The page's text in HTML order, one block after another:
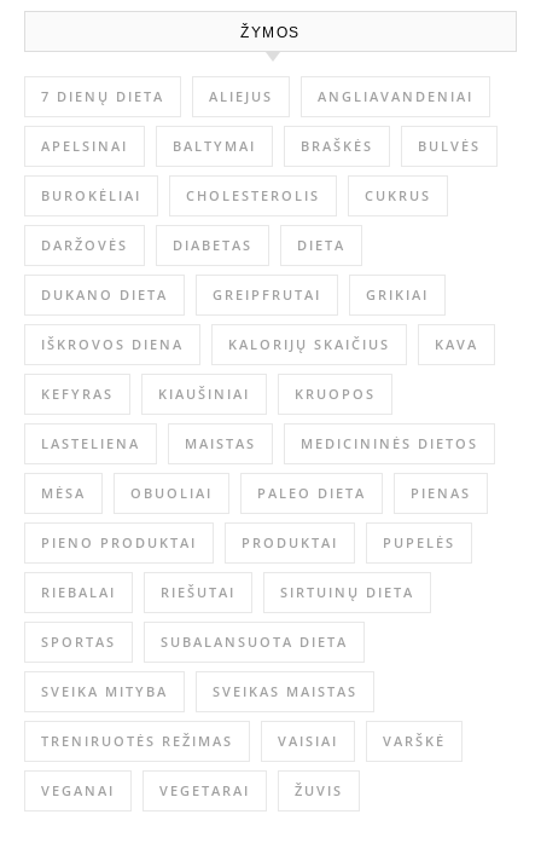
ŽYMOS
7 DIENŲ DIETA ALIEJUS ANGLIAVANDENIAI
APELSINAI BALTYMAI BRAŠKĖS BULVĖS
BUROKĖLIAI CHOLESTEROLIS CUKRUS
DARŽOVĖS DIABETAS DIETA
DUKANO DIETA GREIPFRUTAI GRIKIAI
IŠKROVOS DIENA KALORIJŲ SKAIČIUS KAVA
KEFYRAS KIAUŠINIAI KRUOPOS
LASTELIENA MAISTAS MEDICININĖS DIETOS
MĖSA OBUOLIAI PALEO DIETA PIENAS
PIENO PRODUKTAI PRODUKTAI PUPELĖS
RIEBALAI RIEŠUTAI SIRTUINŲ DIETA
SPORTAS SUBALANSUOTA DIETA
SVEIKA MITYBA SVEIKAS MAISTAS
TRENIRUOTĖS REŽIMAS VAISIAI VARŠKĖ
VEGANAI VEGETARAI ŽUVIS